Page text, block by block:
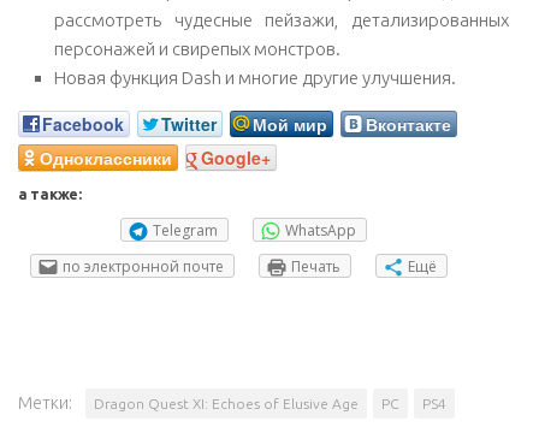
рассмотреть чудесные пейзажи, детализированных
персонажей и свирепых монстров.
Новая функция Dash и многие другие улучшения.
Facebook Twitter Мой мир
Вконтакте
Одноклассники
Google+
а также:
Telegram
WhatsApp
по электронной почте
Печать Ещё
Метки: Dragon Quest XI: Echoes of Elusive Age PC PS4